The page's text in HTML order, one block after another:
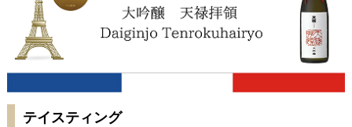
テイスティング